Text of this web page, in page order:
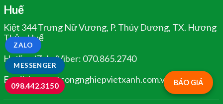
Huế
Kiệt 344 Trưng Nữ Vương, P. Thủy Dương, TX. Hương
Thủy, Huế
Hotline/Zalo/Viber: 070.865.2740
Email: huyen@congnghiepvietxanh.com.vn
BÁO GIÁ
MESSENGER
ZALO
098.442.3150